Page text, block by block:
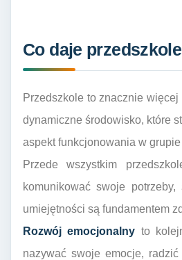
Co daje
Przedszkole to znacznie
dynamiczne środowisko, które
aspekt funkcjonowania w
Przede wszystkim
komunikować swoje
umiejętności są fundamentem
Rozwój emocjonalny to
nazywać swoje emocje,